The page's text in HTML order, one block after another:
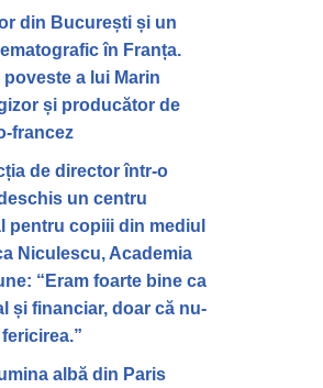
din București și un
în Franța.
poveste a lui Marin
și producător de
francez
de director într-o
un centru
pentru copiii din mediul
Niculescu, Academia
“Eram foarte bine ca
și financiar, doar că nu-
albă din Paris